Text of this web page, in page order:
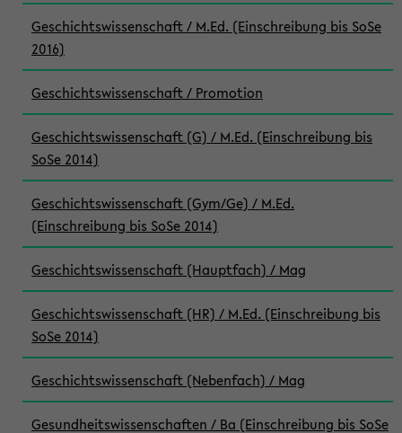
Geschichtswissenschaft / M.Ed. (Einschreibung bis SoSe
2016)
Geschichtswissenschaft / Promotion
Geschichtswissenschaft (G) / M.Ed. (Einschreibung bis
SoSe 2014)
Geschichtswissenschaft (Gym/Ge) / M.Ed.
(Einschreibung bis SoSe 2014)
Geschichtswissenschaft (Hauptfach) / Mag
Geschichtswissenschaft (HR) / M.Ed. (Einschreibung bis
SoSe 2014)
Geschichtswissenschaft (Nebenfach) / Mag
Gesundheitswissenschaften / Ba (Einschreibung bis SoSe